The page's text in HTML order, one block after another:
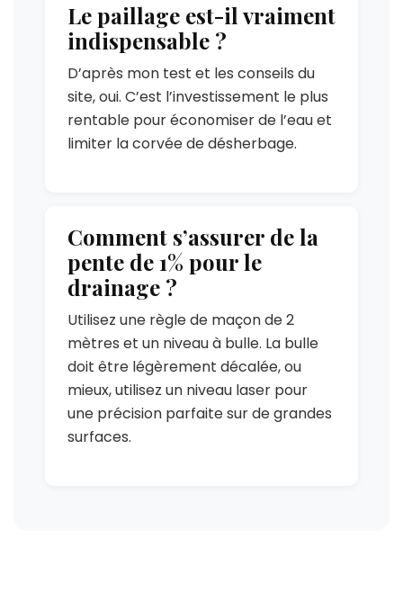
Le paillage est-il vraiment
indispensable ?
D’après mon test et les conseils du
site, oui. C’est l’investissement le plus
rentable pour économiser de l’eau et
limiter la corvée de désherbage.
Comment s’assurer de la
pente de 1% pour le
drainage ?
Utilisez une règle de maçon de 2
mètres et un niveau à bulle. La bulle
doit être légèrement décalée, ou
mieux, utilisez un niveau laser pour
une précision parfaite sur de grandes
surfaces.